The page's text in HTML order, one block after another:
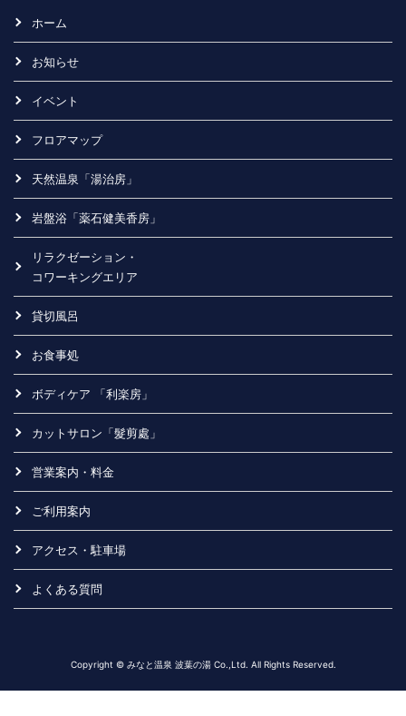
ホーム
お知らせ
イベント
フロアマップ
天然温泉「湯治房」
岩盤浴「薬石健美香房」
リラクゼーション・
コワーキングエリア
貸切風呂
お食事処
ボディケア 「利楽房」
カットサロン「髮剪處」
営業案内・料金
ご利用案内
アクセス・駐車場
よくある質問
Copyright © みなと温泉 波葉の湯 Co.,Ltd. All Rights Reserved.